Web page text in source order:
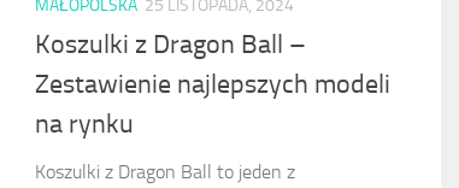
MAŁOPOLSKA 25 LISTOPADA, 2024
Koszulki z Dragon Ball –
Zestawienie najlepszych modeli
na rynku
Koszulki z Dragon Ball to jeden z